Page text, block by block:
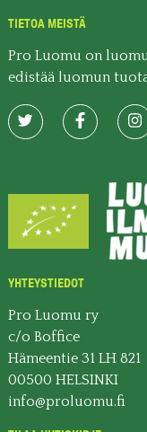
TIETOA MEISTÄ
Pro Luomu on
edistää luomun
YHTEYSTIEDOT
Pro Luomu ry
c/o Boffice
Hämeentie 31 LH 821
00500 HELSINKI
info@proluomu.fi